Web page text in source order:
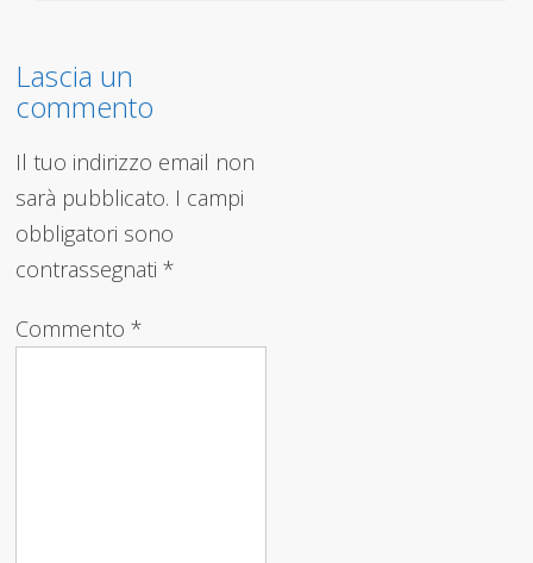
Lascia un
commento
Il tuo indirizzo email non
sarà pubblicato. I campi
obbligatori sono
contrassegnati*
Commento*